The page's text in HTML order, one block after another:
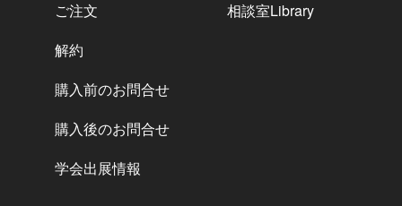
ご注文
解約
購入前のお問合せ
購入後のお問合せ
学会出展情報
相談室Library